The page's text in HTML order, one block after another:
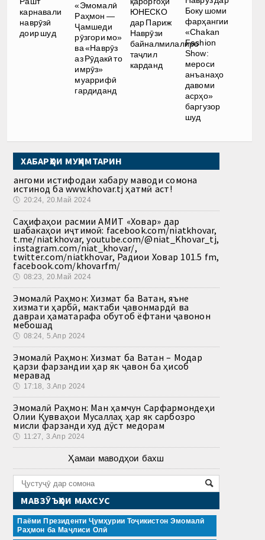
карнавали
наврӯзӣ
доир шуд
«Эмомалӣ
Раҳмон —
Ҷамшеди
рӯзгори мо»
ва «Наврӯз
аз Рӯдакӣ то
имрӯз»
муаррифӣ
гардиданд
ЮНЕСКО
дар Париж
Наврӯзи
байналмилалиро
таҷлил
карданд
Боку шоми
фарҳангии
«Chakan
Fashion
Show:
мероси
анъанаҳо
давоми
асрҳо»
баргузор
шуд
ХАБАРҲОИ МУҲИМТАРИН
Ҳангоми истифодаи хабару маводи сомона
истинод ба www.khovar.tj ҳатмӣ аст!
🕔 20:24, 20.Май 2024
Саҳифаҳои расмии АМИТ «Ховар» дар
шабакаҳои иҷтимоӣ: facebook.com/niatkhovar,
t.me/niatkhovar, youtube.com/@niat_Khovar_tj,
instagram.com/niat_khovar/,
twitter.com/niatkhovar, Радиои Ховар 101.5 fm,
facebook.com/khovarfm/
🕔 08:23, 20.Май 2024
Эмомалӣ Раҳмон: Хизмат ба Ватан, яъне
хизмати ҳарбӣ, мактаби ҷавонмардӣ ва
давраи ҳаматарафа обутоб ёфтани ҷавонон
мебошад
🕔 08:24, 5.Апр 2024
Эмомалӣ Раҳмон: Хизмат ба Ватан – Модар
қарзи фарзандии ҳар як ҷавон ба ҳисоб
меравад
🕔 17:18, 3.Апр 2024
Эмомалӣ Раҳмон: Ман ҳамчун Сарфармондеҳи
Олии Қувваҳои Мусаллаҳ ҳар як сарбозро
мисли фарзанди худ дӯст медорам
🕔 11:27, 3.Апр 2024
Ҳамаи маводҳои бахш
МАВЗӮЪҲОИ МАХСУС
Паёми Президенти Ҷумҳурии Тоҷикистон Эмомалӣ
Раҳмон ба Маҷлиси Олӣ